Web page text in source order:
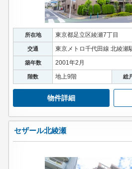
所在地 東京都足立区綾瀬7丁目
交通 東京メトロ千代田線 北綾瀬
築年数 2001年2月
階数 地上9階 総
物件詳細
セザール北綾瀬